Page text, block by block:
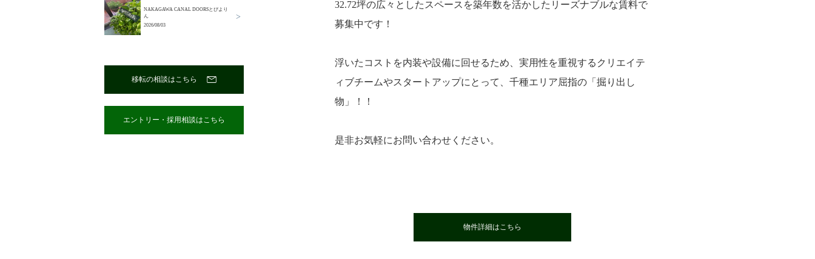
NAKAGAWA CANAL DOORSとぴより
ん
2026/08/03
移転の相談はこちら
エントリー・採用相談はこちら
32.72坪の広々としたスペースを築年数を活かしたリーズナブルな賃料で
募集中です！
浮いたコストを内装や設備に回せるため、実用性を重視するクリエイテ
ィブチームやスタートアップにとって、千種エリア屈指の「掘り出し
物」！！
是非お気軽にお問い合わせください。
物件詳細はこちら